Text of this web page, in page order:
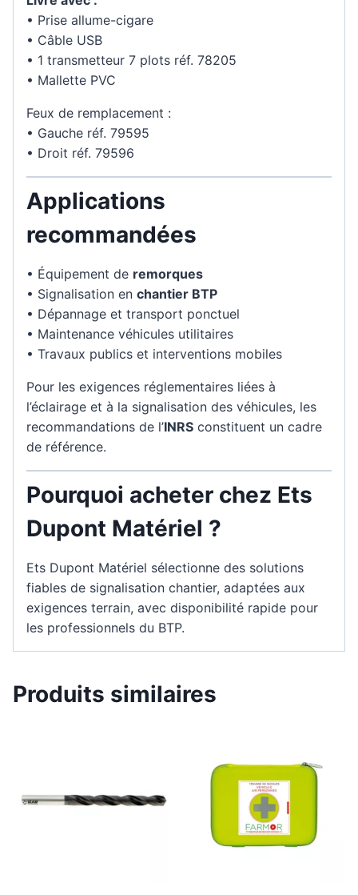
• Prise allume-cigare
• Câble USB
• 1 transmetteur 7 plots réf. 78205
• Mallette PVC
Feux de remplacement :
• Gauche réf. 79595
• Droit réf. 79596
Applications
recommandées
• Équipement de remorques
• Signalisation en chantier BTP
• Dépannage et transport ponctuel
• Maintenance véhicules utilitaires
• Travaux publics et interventions mobiles
Pour les exigences réglementaires liées à
l’éclairage et à la signalisation des véhicules, les
recommandations de l’INRS constituent un cadre
de référence.
Pourquoi acheter chez Ets
Dupont Matériel ?
Ets Dupont Matériel sélectionne des solutions
fiables de signalisation chantier, adaptées aux
exigences terrain, avec disponibilité rapide pour
les professionnels du BTP.
Produits similaires